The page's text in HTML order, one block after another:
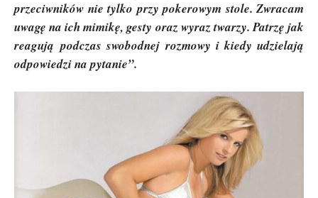
przeciwników nie tylko przy pokerowym stole. Zwracam
uwagę na ich mimikę, gesty oraz wyraz twarzy. Patrzę jak
reagują podczas swobodnej rozmowy i kiedy udzielają
odpowiedzi na pytanie”.